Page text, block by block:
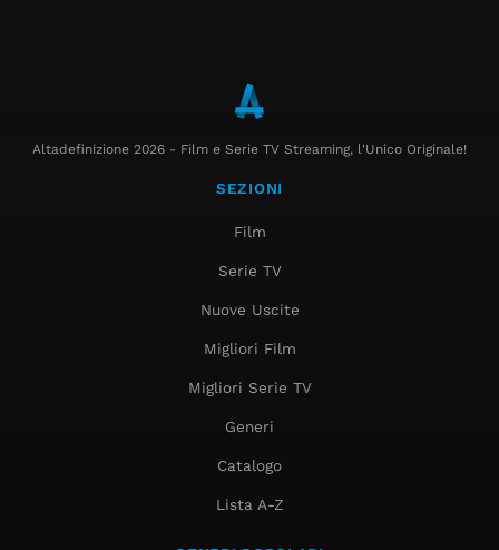
Altadefinizione 2026 - Film e Serie TV Streaming, l'Unico Originale!
SEZIONI
Film
Serie TV
Nuove Uscite
Migliori Film
Migliori Serie TV
Generi
Catalogo
Lista A-Z